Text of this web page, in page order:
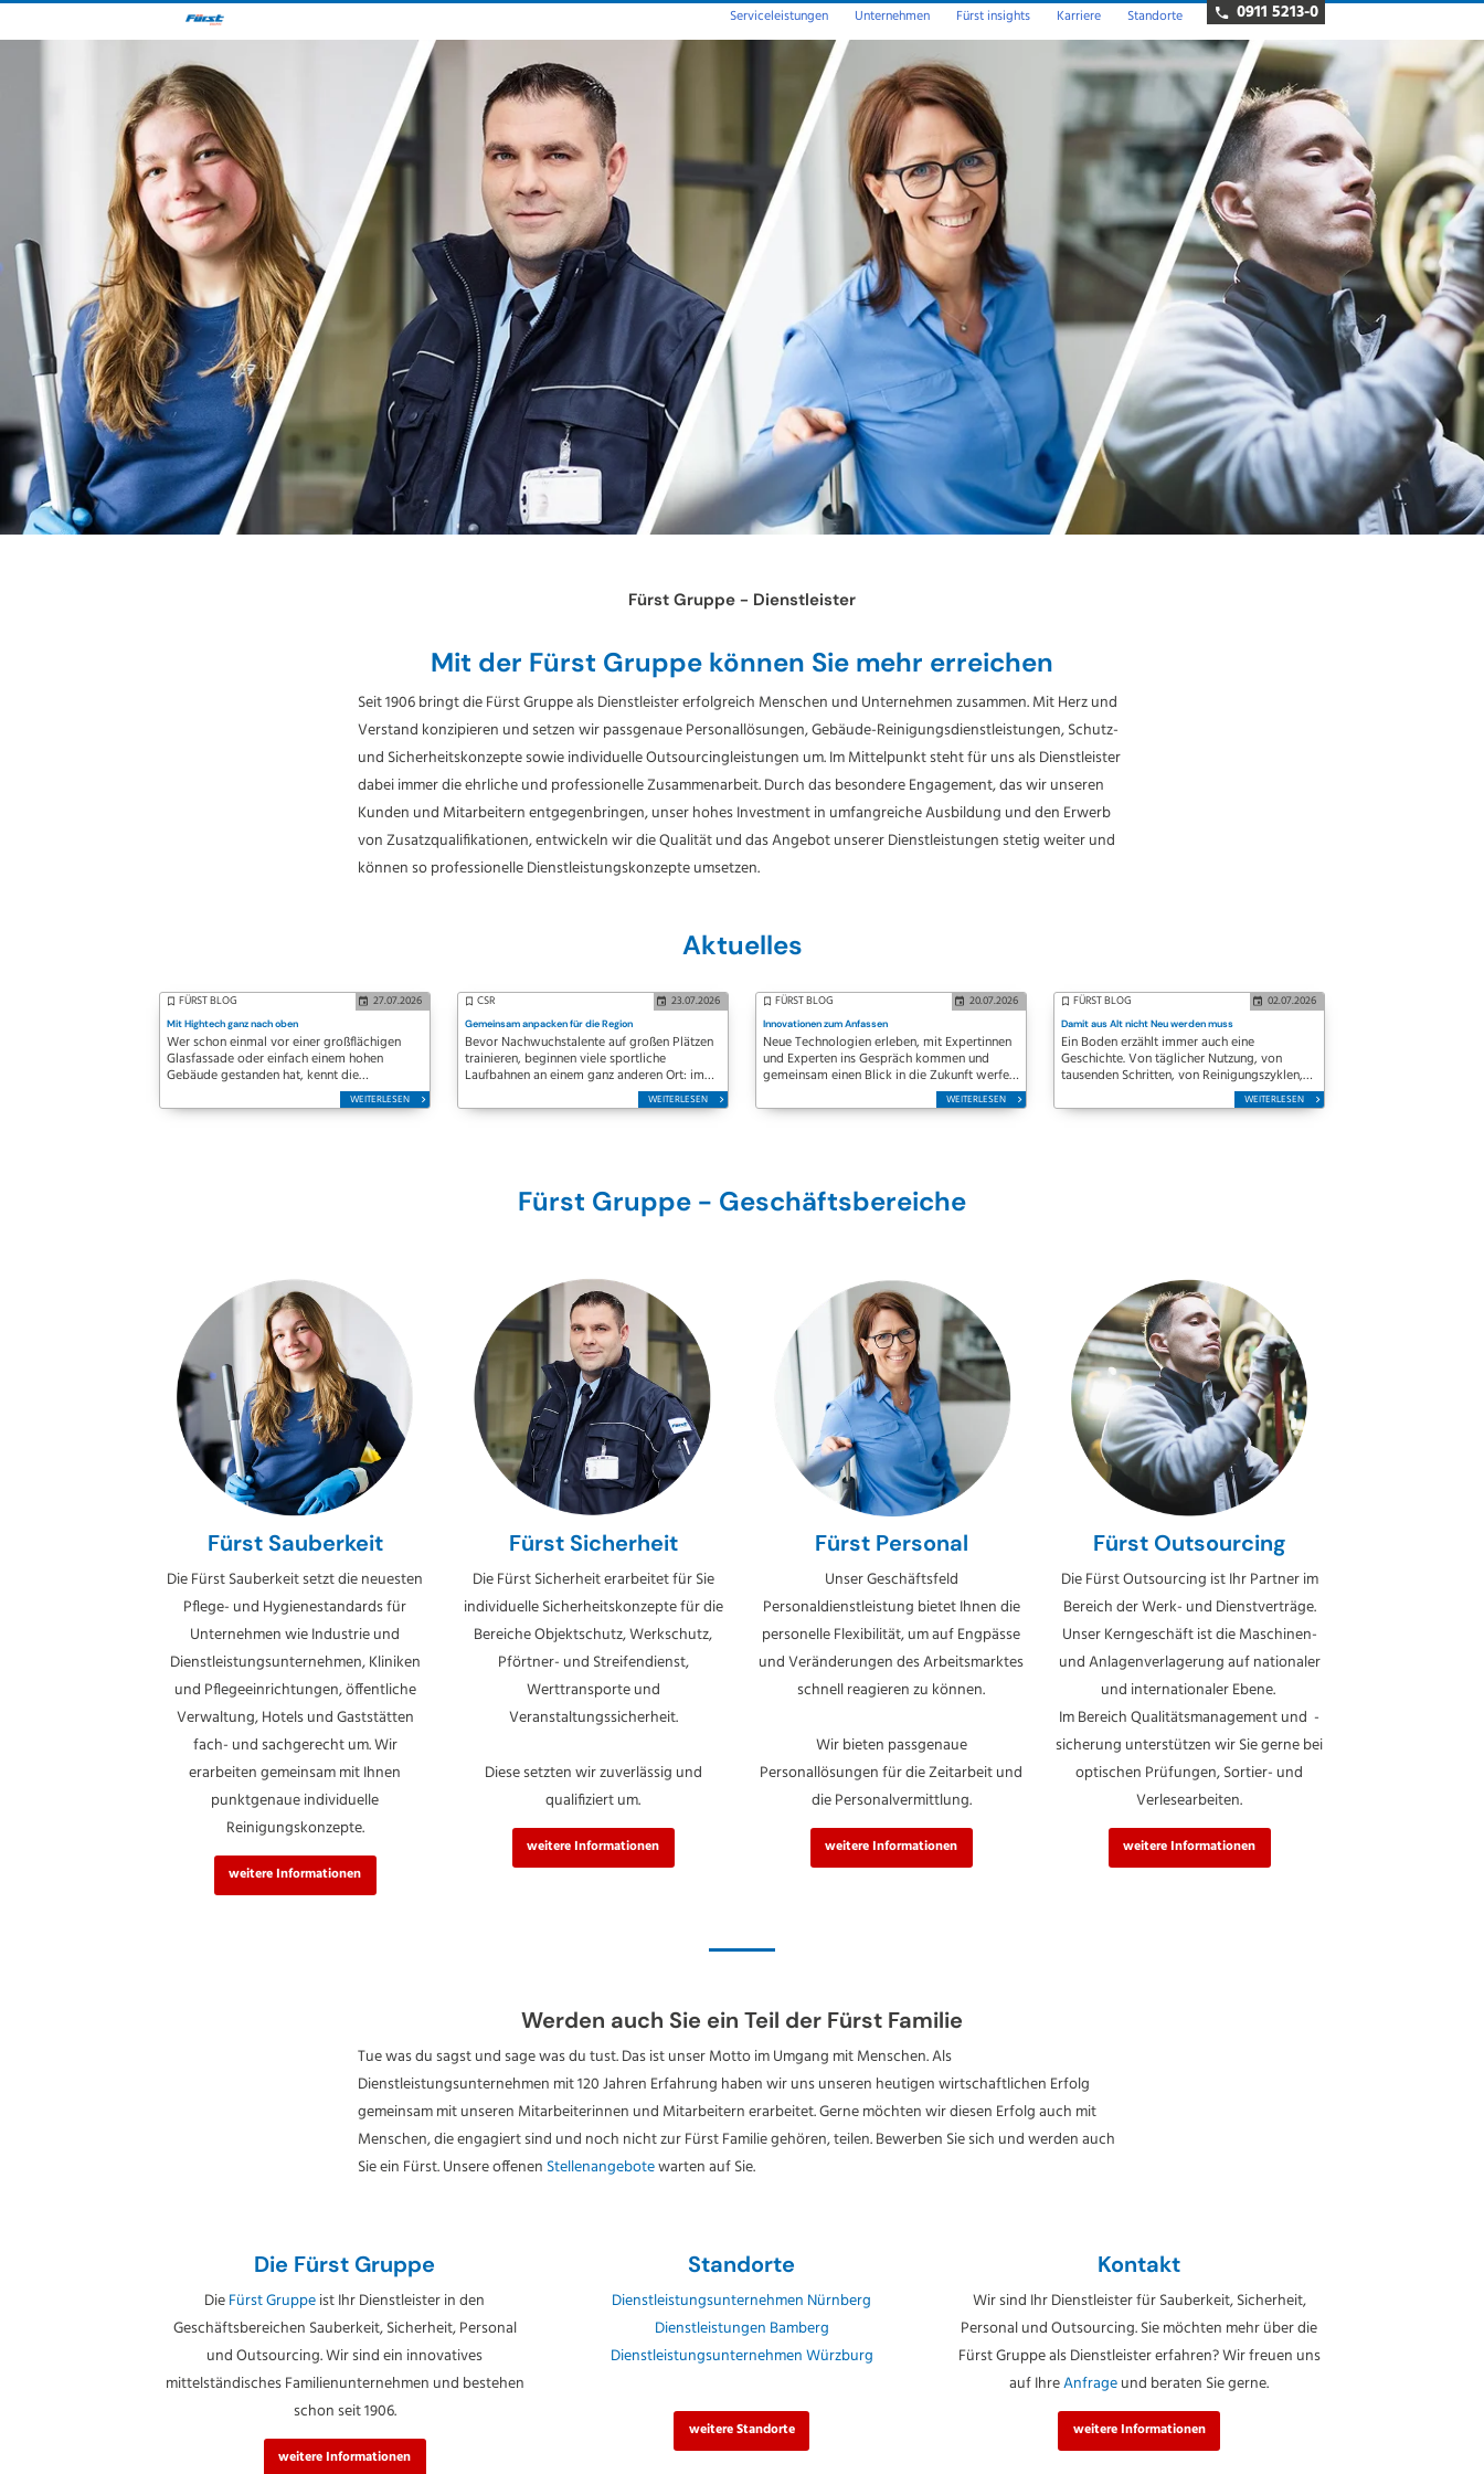
Serviceleistungen Unternehmen Fürst insights Karriere Standorte News und Presse
0911 5213-0
Fürst Gruppe - Dienstleister
Mit der Fürst Gruppe können Sie mehr erreichen
Seit 1906 bringt die Fürst Gruppe als Dienstleister erfolgreich Menschen und Unternehmen zusammen. Mit Herz und
Verstand konzipieren und setzen wir passgenaue Personallösungen, Gebäude-Reinigungsdienstleistungen, Schutz-
und Sicherheitskonzepte sowie individuelle Outsourcingleistungen um. Im Mittelpunkt steht für uns als Dienstleister
dabei immer die ehrliche und professionelle Zusammenarbeit. Durch das besondere Engagement, das wir unseren
Kunden und Mitarbeitern entgegenbringen, unser hohes Investment in umfangreiche Ausbildung und den Erwerb
von Zusatzqualifikationen, entwickeln wir die Qualität und das Angebot unserer Dienstleistungen stetig weiter und
können so professionelle Dienstleistungskonzepte umsetzen.
Aktuelles
FÜRST BLOG 27.07.2026
Mit Hightech ganz nach oben
Wer schon einmal vor einer großflächigen
Glasfassade oder einfach einem hohen
Gebäude gestanden hat, kennt die
Herausforderung: Beeindruckende
Architektur sieht gut aus – sie sauber zu
WEITERLESEN
CSR 23.07.2026
Gemeinsam anpacken für die Region
Bevor Nachwuchstalente auf großen Plätzen
trainieren, beginnen viele sportliche
Laufbahnen an einem ganz anderen Ort: im
Verein um die Ecke. Dort, wo Kinder zum
ersten Mal gegen einen Ball treten,WEITERLESEN
FÜRST BLOG 20.07.2026
Innovationen zum Anfassen
Neue Technologien erleben, mit Expertinnen
und Experten ins Gespräch kommen und
gemeinsam einen Blick in die Zukunft werfen
– genau darum ging es bei unserem
Innovationstag. Zahlreiche Kundinnen und
WEITERLESEN
FÜRST BLOG 02.07.2026
Damit aus Alt nicht Neu werden muss
Ein Boden erzählt immer auch eine
Geschichte. Von täglicher Nutzung, von
tausenden Schritten, von Reinigungszyklen,
von Belastung durch Möbel, Rollen,
Feuchtigkeit und Reinigungsmittel. Genau an
WEITERLESEN
Fürst Gruppe - Geschäftsbereiche
Fürst Sauberkeit
Die Fürst Sauberkeit setzt die neuesten
Pflege- und Hygienestandards für
Unternehmen wie Industrie und
Dienstleistungsunternehmen, Kliniken
und Pflegeeinrichtungen, öffentliche
Verwaltung, Hotels und Gaststätten
fach- und sachgerecht um. Wir
erarbeiten gemeinsam mit Ihnen
punktgenaue individuelle
Reinigungskonzepte.
weitere Informationen
Fürst Sicherheit
Die Fürst Sicherheit erarbeitet für Sie
individuelle Sicherheitskonzepte für die
Bereiche Objektschutz, Werkschutz,
Pförtner- und Streifendienst,
Werttransporte und
Veranstaltungssicherheit.
Diese setzten wir zuverlässig und
qualifiziert um.
weitere Informationen
Fürst Personal
Unser Geschäftsfeld
Personaldienstleistung bietet Ihnen die
personelle Flexibilität, um auf Engpässe
und Veränderungen des Arbeitsmarktes
schnell reagieren zu können.
Wir bieten passgenaue
Personallösungen für die Zeitarbeit und
die Personalvermittlung.
weitere Informationen
Fürst Outsourcing
Die Fürst Outsourcing ist Ihr Partner im
Bereich der Werk- und Dienstverträge.
Unser Kerngeschäft ist die Maschinen-
und Anlagenverlagerung auf nationaler
und internationaler Ebene.
Im Bereich Qualitätsmanagement und -
sicherung unterstützen wir Sie gerne bei
optischen Prüfungen, Sortier- und
Verlesearbeiten.
weitere Informationen
Werden auch Sie ein Teil der Fürst Familie
Tue was du sagst und sage was du tust. Das ist unser Motto im Umgang mit Menschen. Als
Dienstleistungsunternehmen mit 120 Jahren Erfahrung haben wir uns unseren heutigen wirtschaftlichen Erfolg
gemeinsam mit unseren Mitarbeiterinnen und Mitarbeitern erarbeitet. Gerne möchten wir diesen Erfolg auch mit
Menschen, die engagiert sind und noch nicht zur Fürst Familie gehören, teilen. Bewerben Sie sich und werden auch
Sie ein Fürst. Unsere offenen Stellenangebotewarten auf Sie.
Die Fürst Gruppe
DieFürst Gruppeist Ihr Dienstleister in den
Geschäftsbereichen Sauberkeit, Sicherheit, Personal
und Outsourcing. Wir sind ein innovatives
mittelständisches Familienunternehmen und bestehen
schon seit 1906.
weitere Informationen
Standorte
Dienstleistungsunternehmen Nürnberg
Dienstleistungen Bamberg
Dienstleistungsunternehmen Würzburg
weitere Standorte
Kontakt
Wir sind Ihr Dienstleister für Sauberkeit, Sicherheit,
Personal und Outsourcing. Sie möchten mehr über die
Fürst Gruppe als Dienstleister erfahren? Wir freuen uns
auf IhreAnfrageund beraten Sie gerne.
weitere Informationen